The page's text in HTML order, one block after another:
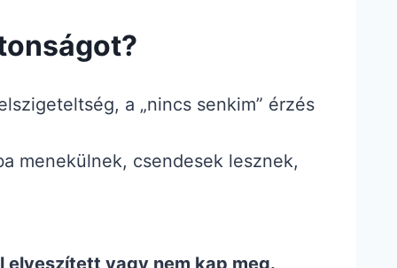
a „nincs senkim” érzés
menekülnek, csendesek lesznek,
elveszített vagy nem kap meg.